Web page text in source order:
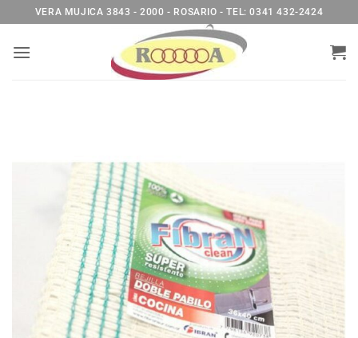
al
contenido
VERA MUJICA 3843 - 2000 - ROSARIO - TEL: 0341 432-2424